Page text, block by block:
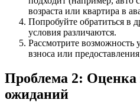
возраста или квартира в
Попробуйте обратиться в
условия различаются.
Рассмотрите возможность
взноса или
Проблема 2: Оценка
ожиданий